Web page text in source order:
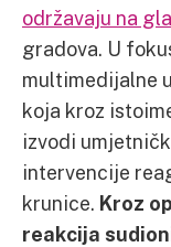
održavaju na
gradova. U
multimedijalne
koja kroz
izvodi
intervencije
krunice. Kroz
reakcija